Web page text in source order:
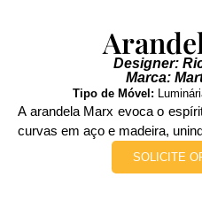
Designer:
Marca:
Tipo de Móvel:
A arandela Marx evoca o
curvas em aço e madeira,
SOLICITE